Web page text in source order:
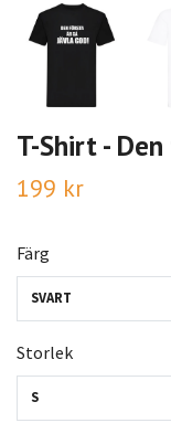
T-Shirt -
199 kr
Färg
SVART
Storlek
S